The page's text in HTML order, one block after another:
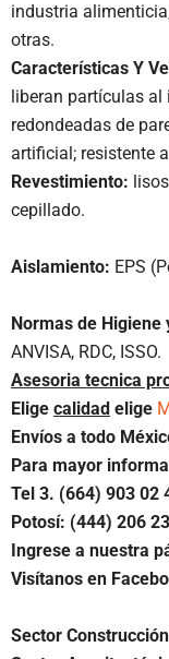
industria
otras.
Características Y
liberan partículas al
redondeadas de
artificial; resistente
Revestimiento:
cepillado.
Aislamiento: EPS
Normas de Higiene
ANVISA, RDC, ISSO.
Asesoria tecnica
Elige calidad elige
Envíos a todo
Para mayor
Tel 3. (664) 903 02
Potosí: (444) 206
Ingrese a nuestra
Visítanos en
Sector